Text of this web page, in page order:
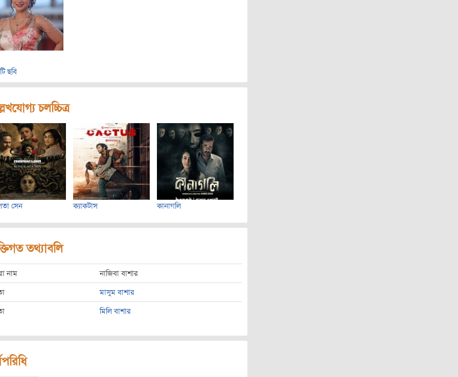
ছবি
চলচ্চিত্র
সেন ক্যাকটাস কানাগলি
তথ্যাবলি
নাম নাজিবা বাশার
মাসুম বাশার
মিলি বাশার